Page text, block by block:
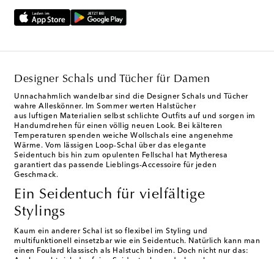
Designer Schals und Tücher für Damen
Unnachahmlich wandelbar sind die Designer Schals und Tücher
wahre Alleskönner. Im Sommer werten Halstücher
aus luftigen Materialien selbst schlichte Outfits auf und sorgen im
Handumdrehen für einen völlig neuen Look. Bei kälteren
Temperaturen spenden weiche Wollschals eine angenehme
Wärme. Vom lässigen Loop-Schal über das elegante
Seidentuch bis hin zum opulenten Fellschal hat Mytheresa
garantiert das passende Lieblings-Accessoire für jeden
Geschmack.
Ein Seidentuch für vielfältige
Stylings
Kaum ein anderer Schal ist so flexibel im Styling und
multifunktionell einsetzbar wie ein Seidentuch. Natürlich kann man
einen Foulard klassisch als Halstuch binden. Doch nicht nur das: